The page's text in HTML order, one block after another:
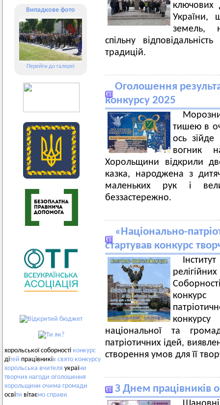
Випадкове фото
Перейти до галереї
хорольської соборності конкурс
дітей працівників свято конкурсу
хорольська вчителя україни
творчих нагоди оголошення
хорольщини очима громади
освіти вітаємо справи
ключових
України,
земель,
спільну
традицій.
Оголошення
конкурсу 2025
тишею в
ось
вогник
Хорольщини відкрили
казка, народжена з
маленьких рук і
беззастережно.
«Національно-
стартував конкурс
конкурс
національної та
патріотичних ідей,
створення умов для її
З Днем працівників